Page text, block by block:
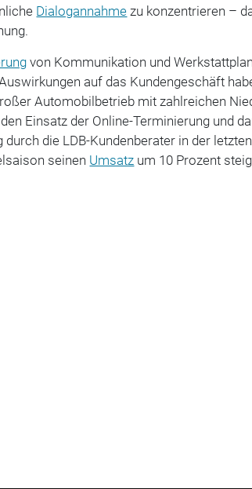
Dialogannahme zu konzentrieren –
von Kommunikation und
auf das Kundengeschäft
Automobilbetrieb mit zahlreichen
Einsatz der Online-Terminierung und
durch die LDB-Kundenberater in der letzten
seinen Umsatz um 10 Prozent